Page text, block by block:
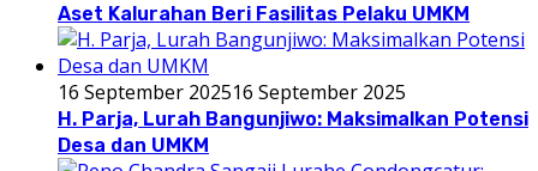
Aset Kalurahan Beri Fasilitas Pelaku UMKM
16 September 202516 September 2025
H. Parja, Lurah Bangunjiwo: Maksimalkan Potensi
Desa dan UMKM